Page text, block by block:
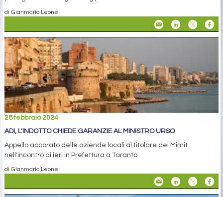
di Gianmario Leone
28 febbraio 2024
ADI, L'INDOTTO CHIEDE GARANZIE AL MINISTRO URSO
Appello accorato delle aziende locali al titolare del Mimit
nell'incontro di ieri in Prefettura a Taranto
di Gianmario Leone